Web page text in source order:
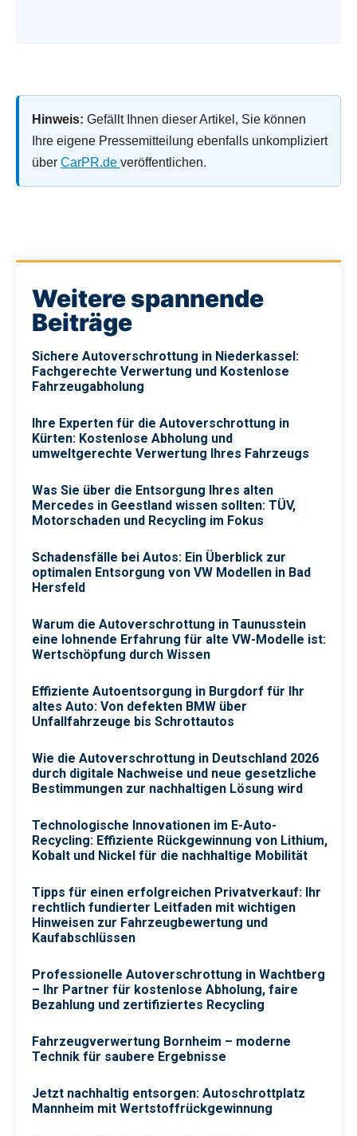
Hinweis: Gefällt Ihnen dieser Artikel, Sie können
Ihre eigene Pressemitteilung ebenfalls unkompliziert
über CarPR.de veröffentlichen.
Weitere spannende
Beiträge
Sichere Autoverschrottung in Niederkassel:
Fachgerechte Verwertung und Kostenlose
Fahrzeugabholung
Ihre Experten für die Autoverschrottung in
Kürten: Kostenlose Abholung und
umweltgerechte Verwertung Ihres Fahrzeugs
Was Sie über die Entsorgung Ihres alten
Mercedes in Geestland wissen sollten: TÜV,
Motorschaden und Recycling im Fokus
Schadensfälle bei Autos: Ein Überblick zur
optimalen Entsorgung von VW Modellen in Bad
Hersfeld
Warum die Autoverschrottung in Taunusstein
eine lohnende Erfahrung für alte VW-Modelle ist:
Wertschöpfung durch Wissen
Effiziente Autoentsorgung in Burgdorf für Ihr
altes Auto: Von defekten BMW über
Unfallfahrzeuge bis Schrottautos
Wie die Autoverschrottung in Deutschland 2026
durch digitale Nachweise und neue gesetzliche
Bestimmungen zur nachhaltigen Lösung wird
Technologische Innovationen im E-Auto-
Recycling: Effiziente Rückgewinnung von Lithium,
Kobalt und Nickel für die nachhaltige Mobilität
Tipps für einen erfolgreichen Privatverkauf: Ihr
rechtlich fundierter Leitfaden mit wichtigen
Hinweisen zur Fahrzeugbewertung und
Kaufabschlüssen
Professionelle Autoverschrottung in Wachtberg
– Ihr Partner für kostenlose Abholung, faire
Bezahlung und zertifiziertes Recycling
Fahrzeugverwertung Bornheim – moderne
Technik für saubere Ergebnisse
Jetzt nachhaltig entsorgen: Autoschrottplatz
Mannheim mit Wertstoffrückgewinnung